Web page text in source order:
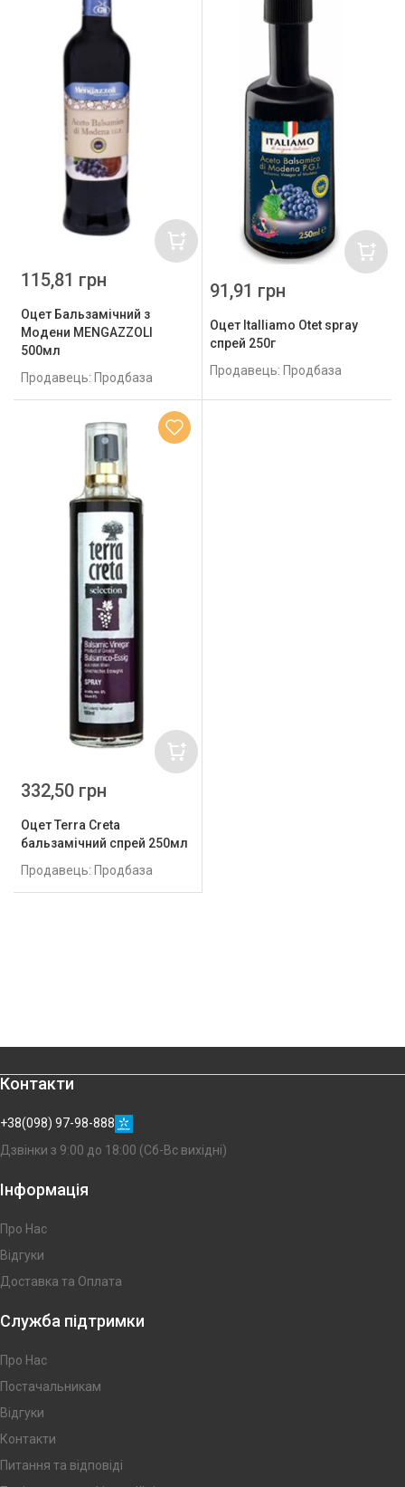
Оцет Бальзамічний з
Модени MENGAZZOLI
500мл
Продавець: Продбаза
115,81 грн
Оцет Italliamo Otet spray
спрей 250г
Продавець: Продбаза
91,91 грн
Оцет Terra Creta
бальзамічний спрей 250мл
Продавець: Продбаза
332,50 грн
Контакти
+38(098) 97-98-888
Дзвінки з 9:00 до 18:00 (Сб-Вс вихідні)
Інформація
Про Нас
Відгуки
Доставка та Оплата
Служба підтримки
Про Нас
Постачальникам
Відгуки
Контакти
Питання та відповіді